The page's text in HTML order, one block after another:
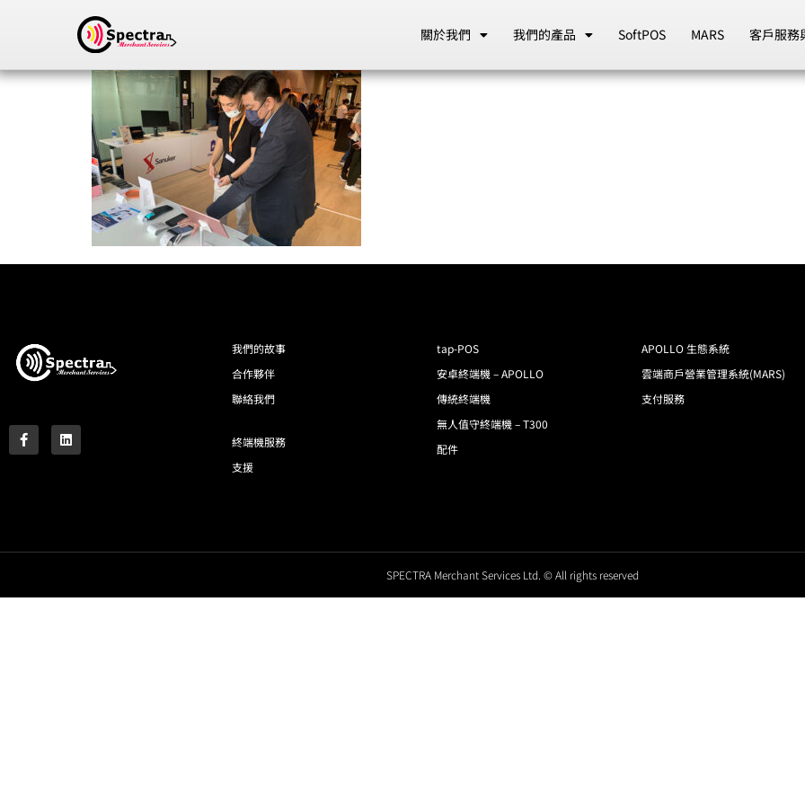
關於我們 我們的產品 SoftPOS MARS 客戶服務
我們的故事
合作夥伴
聯絡我們
終端機服務
支援
tap-POS
安卓終端機 – APOLLO
傳統終端機
無人值守終端機 – T300
配件
APOLLO 生態系統
雲端商戶營業管理系統(MARS)
支付服務
SPECTRA Merchant Services Ltd. © All rights reserved